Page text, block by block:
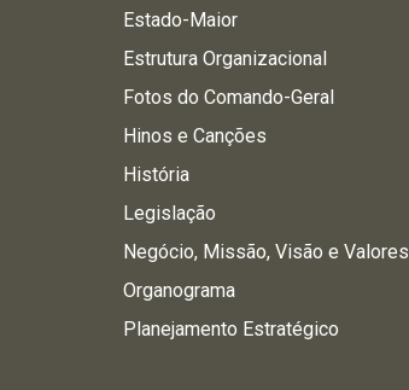
Estado-Maior
Estrutura Organizacional
Fotos do Comando-Geral
Hinos e Canções
História
Legislação
Negócio, Missão, Visão e Valores
Organograma
Planejamento Estratégico